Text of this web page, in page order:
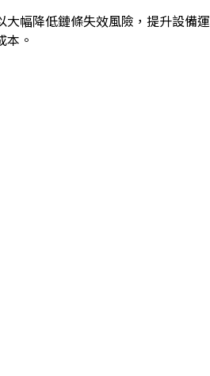
幅降低鏈條失效風險，提升設備運
本。